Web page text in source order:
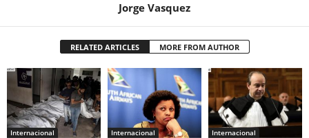
Jorge Vasquez
RELATED ARTICLES MORE FROM AUTHOR
Internacional Internacional Internacional